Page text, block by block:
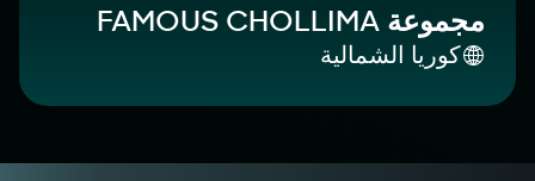
مجموعة FAMOUS CHOLLIMA
كوريا الشمالية